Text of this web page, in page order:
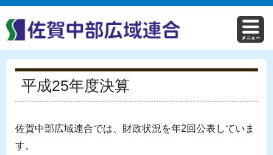
平成25年度決算
佐賀中部広域連合では、財政状況を年2回公表していま
す。